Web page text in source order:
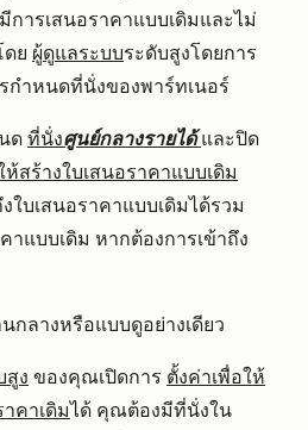
การเสนอราคาแบบเดิมและไม่
ดย ผู้ดูแลระบบระดับสูงโดยการ
กำหนดที่นั่งของพาร์ทเนอร์
ด ที่นั่งศูนย์กลางรายได้ และปิด
สร้างใบเสนอราคาแบบเดิม
ใบเสนอราคาแบบเดิมได้รวม
าแบบเดิม หากต้องการเข้าถึง
กลางหรือแบบดูอย่างเดียว
สูง ของคุณเปิดการ ตั้งค่าเพื่อให้
คาเดิมได้ คุณต้องมีที่นั่งใน